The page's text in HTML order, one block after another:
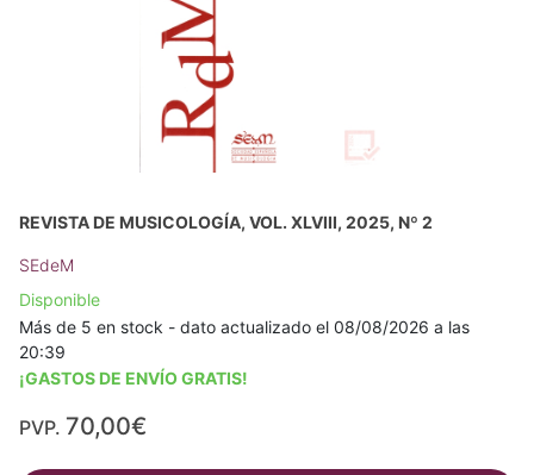
REVISTA DE MUSICOLOGÍA, VOL. XLVIII, 2025, Nº 2
SEdeM
Disponible
Más de 5 en stock - dato actualizado el 08/08/2026 a las
20:39
¡GASTOS DE ENVÍO GRATIS!
PVP. 70,00€